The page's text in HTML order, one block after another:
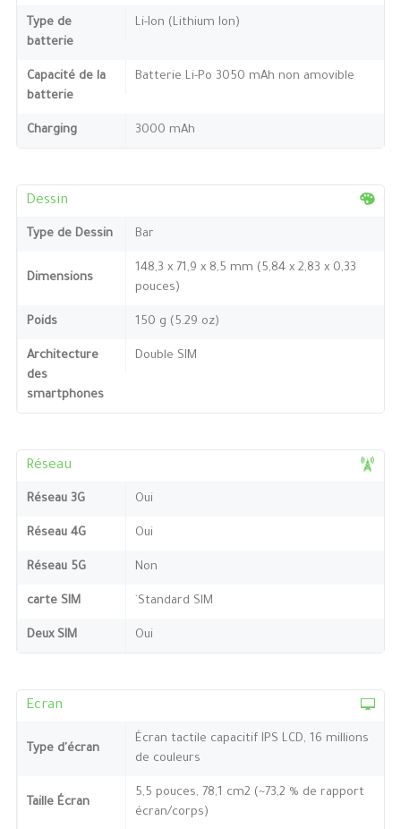
Type de
batterie
Li-Ion (Lithium Ion)
Capacité de la
batterie
Batterie Li-Po 3050 mAh non amovible
Charging 3000 mAh
Dessin
Type de Dessin Bar
Dimensions
148,3 x 71,9 x 8,5 mm (5,84 x 2,83 x 0,33
pouces)
Poids 150 g (5.29 oz)
Architecture
des
smartphones
Double SIM
Réseau
Réseau 3G Oui
Réseau 4G Oui
Réseau 5G Non
carte SIM `Standard SIM
Deux SIM Oui
Ecran
Type d'écran
Écran tactile capacitif IPS LCD, 16 millions
de couleurs
Taille Écran
5,5 pouces, 78,1 cm2 (~73,2 % de rapport
écran/corps)